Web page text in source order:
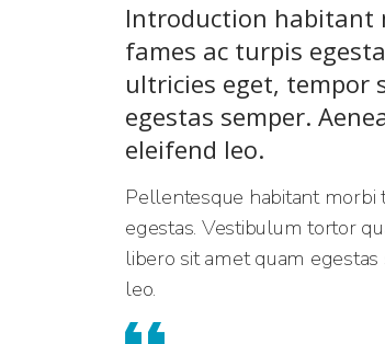
Introduction habitant
fames ac turpis
ultricies eget, tempor
egestas semper.
eleifend leo.
Pellentesque habitant morbi
egestas. Vestibulum tortor
libero sit amet quam
leo.